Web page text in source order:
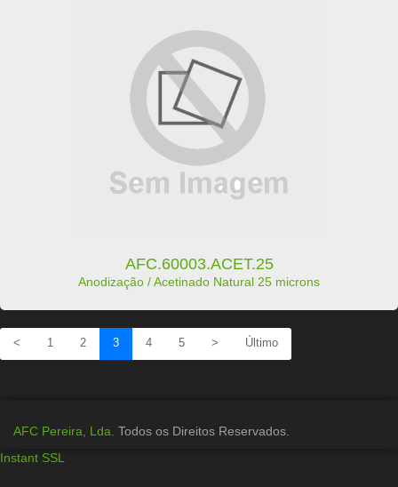
AFC.60003.ACET.25
Anodização / Acetinado Natural 25 microns
< 1 2 3 4 5 > Último
AFC Pereira, Lda. Todos os Direitos Reservados.
Instant SSL